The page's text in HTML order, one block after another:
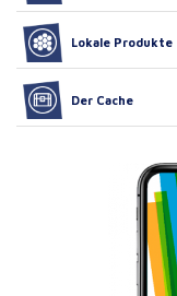
Lokale Produkte
Der Cache